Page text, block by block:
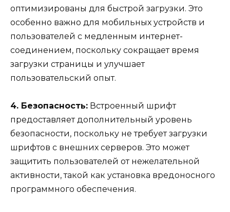
оптимизированы для быстрой загрузки. Это
особенно важно для мобильных устройств и
пользователей с медленным интернет-
соединением, поскольку сокращает время
загрузки страницы и улучшает
пользовательский опыт.
4. Безопасность: Встроенный шрифт
предоставляет дополнительный уровень
безопасности, поскольку не требует загрузки
шрифтов с внешних серверов. Это может
защитить пользователей от нежелательной
активности, такой как установка вредоносного
программного обеспечения.